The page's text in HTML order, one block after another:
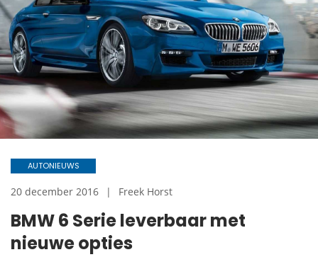
BMW 6 Serie leverbaar met
nieuwe opties
AUTONIEUWS
20 december 2016 Freek Horst